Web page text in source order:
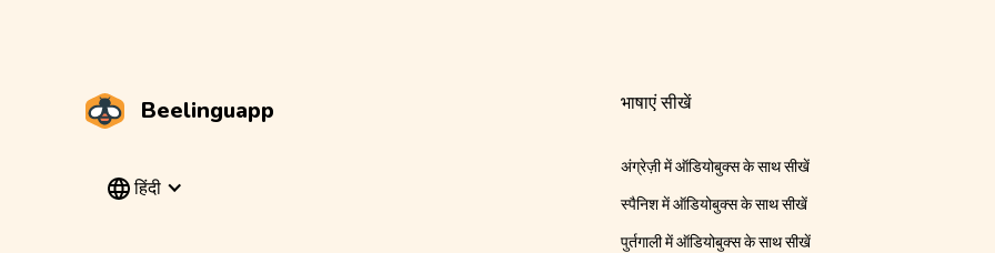
Beelinguapp
हिंदी
भाषाएं सीखें
अंग्रेज़ी में ऑडियोबुक्स के साथ सीखें
स्पैनिश में ऑडियोबुक्स के साथ सीखें
पुर्तगाली में ऑडियोबुक्स के साथ सीखें